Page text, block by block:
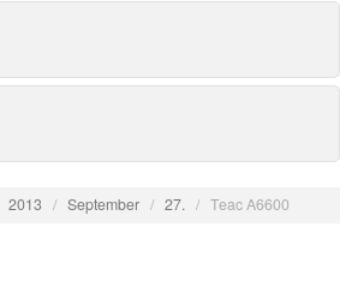
2013 / September / 27. / Teac A6600